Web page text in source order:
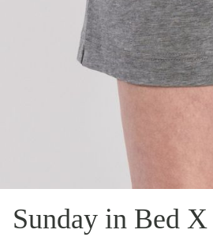
Sunday in Bed